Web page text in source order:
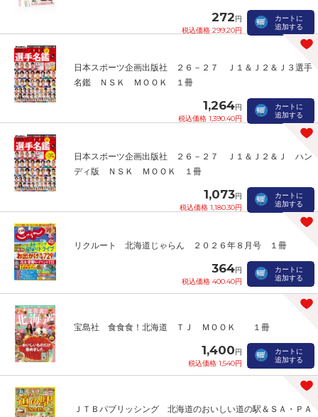
272円
税込価格 299.20円
カートに
追加する
日本スポーツ企画出版社 ２６－２７ Ｊ１＆Ｊ２＆Ｊ３選手
名鑑 ＮＳＫ ＭＯＯＫ １冊
1,264円
税込価格 1,390.40円
カートに
追加する
日本スポーツ企画出版社 ２６－２７ Ｊ１＆Ｊ２＆Ｊ ハン
ディ版 ＮＳＫ ＭＯＯＫ １冊
1,073円
税込価格 1,180.30円
カートに
追加する
リクルート 北海道じゃらん ２０２６年８月号 １冊
364円
税込価格 400.40円
カートに
追加する
宝島社 食食食！北海道 ＴＪ ＭＯＯＫ １冊
1,400円
税込価格 1,540円
カートに
追加する
ＪＴＢパブリッシング 北海道のおいしい道の駅＆ＳＡ・ＰＡ